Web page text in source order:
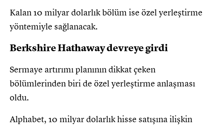
Kalan 10 milyar dolarlık bölüm ise özel yerleştirme
yöntemiyle sağlanacak.
Berkshire Hathaway devreye girdi
Sermaye artırımı planının dikkat çeken
bölümlerinden biri de özel yerleştirme anlaşması
oldu.
Alphabet, 10 milyar dolarlık hisse satışına ilişkin